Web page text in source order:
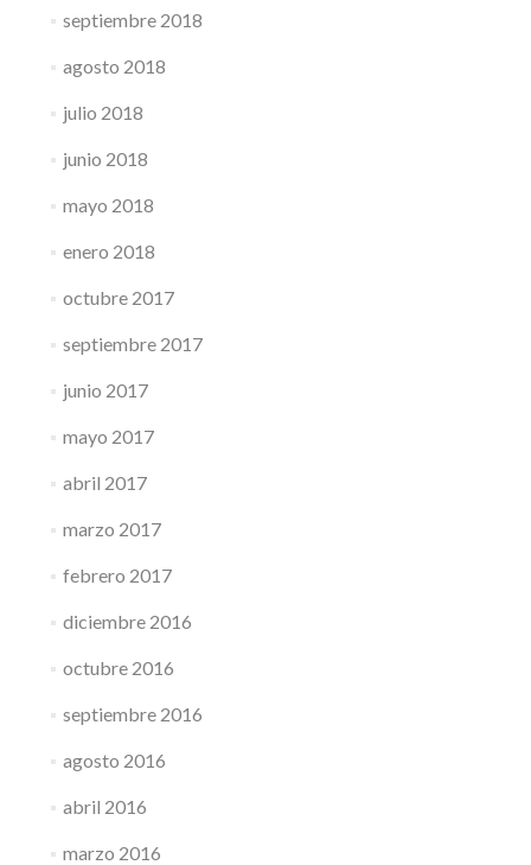
septiembre 2018
agosto 2018
julio 2018
junio 2018
mayo 2018
enero 2018
octubre 2017
septiembre 2017
junio 2017
mayo 2017
abril 2017
marzo 2017
febrero 2017
diciembre 2016
octubre 2016
septiembre 2016
agosto 2016
abril 2016
marzo 2016